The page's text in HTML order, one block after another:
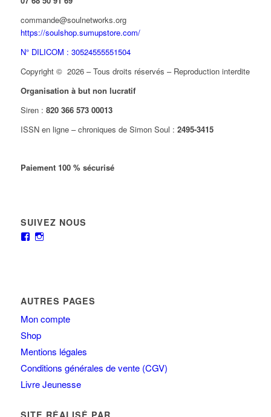
commande@soulnetworks.org
https://soulshop.sumupstore.com/
N° DILICOM : 30524555551504
Copyright © 2026 – Tous droits réservés – Reproduction interdite
Organisation à but non lucratif
Siren : 820 366 573 00013
ISSN en ligne – chroniques de Simon Soul : 2495-3415
Paiement 100 % sécurisé
SUIVEZ NOUS
AUTRES PAGES
Mon compte
Shop
Mentions légales
Conditions générales de vente (CGV)
Livre Jeunesse